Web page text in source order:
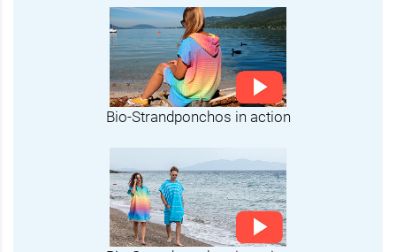
Bio-Strandponchos in action